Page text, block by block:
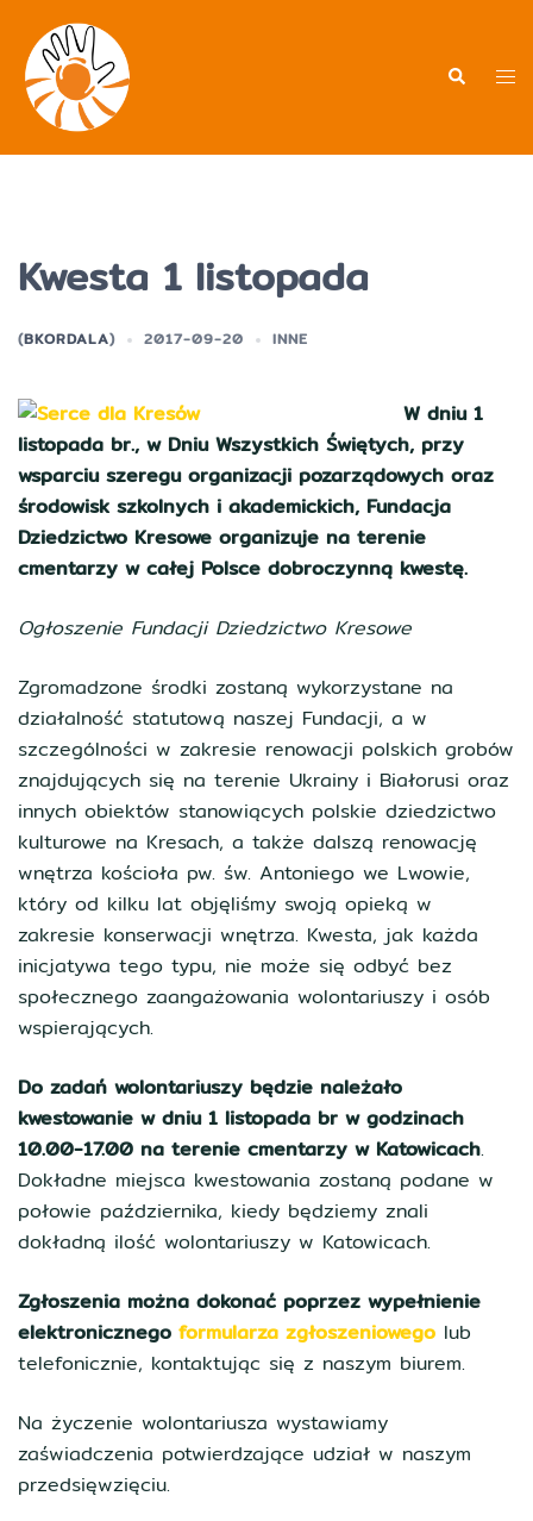
treści
Kwesta 1 listopada
(BKORDALA) 2017-09-20 INNE
W dniu 1
listopada br., w Dniu Wszystkich Świętych, przy
wsparciu szeregu organizacji pozarządowych oraz
środowisk szkolnych i akademickich, Fundacja
Dziedzictwo Kresowe organizuje na terenie
cmentarzy w całej Polsce dobroczynną kwestę.
Ogłoszenie Fundacji Dziedzictwo Kresowe
Zgromadzone środki zostaną wykorzystane na
działalność statutową naszej Fundacji, a w
szczególności w zakresie renowacji polskich grobów
znajdujących się na terenie Ukrainy i Białorusi oraz
innych obiektów stanowiących polskie dziedzictwo
kulturowe na Kresach, a także dalszą renowację
wnętrza kościoła pw. św. Antoniego we Lwowie,
który od kilku lat objęliśmy swoją opieką w
zakresie konserwacji wnętrza. Kwesta, jak każda
inicjatywa tego typu, nie może się odbyć bez
społecznego zaangażowania wolontariuszy i osób
wspierających.
Do zadań wolontariuszy będzie należało
kwestowanie w dniu 1 listopada br w godzinach
10.00-17.00 na terenie cmentarzy w Katowicach.
Dokładne miejsca kwestowania zostaną podane w
połowie października, kiedy będziemy znali
dokładną ilość wolontariuszy w Katowicach.
Zgłoszenia można dokonać poprzez wypełnienie
elektronicznego formularza zgłoszeniowego lub
telefonicznie, kontaktując się z naszym biurem.
Na życzenie wolontariusza wystawiamy
zaświadczenia potwierdzające udział w naszym
przedsięwzięciu.